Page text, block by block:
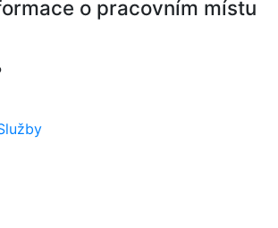
o pracovním místu